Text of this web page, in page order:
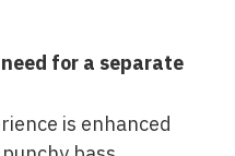
for a separate
is enhanced